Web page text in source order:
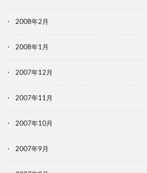
2008年2月
2008年1月
2007年12月
2007年11月
2007年10月
2007年9月